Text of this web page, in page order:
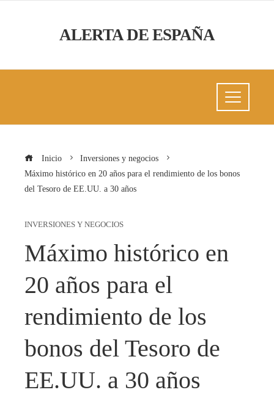
ALERTA DE ESPAÑA
Inicio
Inversiones y negocios
Máximo histórico en 20 años para el rendimiento de los bonos
del Tesoro de EE.UU. a 30 años
INVERSIONES Y NEGOCIOS
Máximo histórico en
20 años para el
rendimiento de los
bonos del Tesoro de
EE.UU. a 30 años